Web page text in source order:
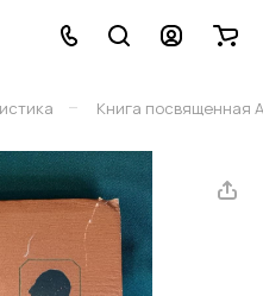
– Книга посвященная